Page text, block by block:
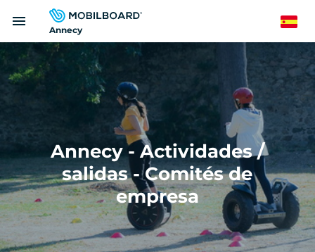
principal
Annecy
menu Spanish
Annecy - Actividades /
salidas - Comités de
empresa